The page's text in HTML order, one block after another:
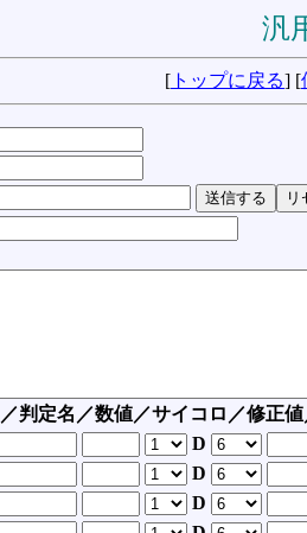
汎
[ トップに戻る] [
判定名／数値／サイコロ／修正
D
D
D